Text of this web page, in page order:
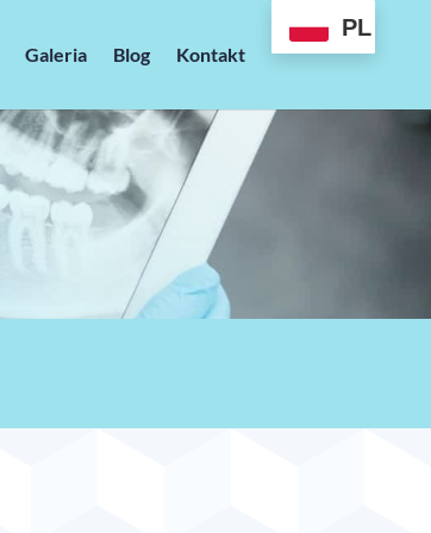
Galeria Blog Kontakt
PL